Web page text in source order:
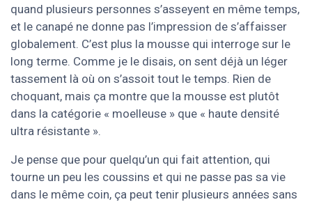
quand plusieurs personnes s’asseyent en même temps,
et le canapé ne donne pas l’impression de s’affaisser
globalement. C’est plus la mousse qui interroge sur le
long terme. Comme je le disais, on sent déjà un léger
tassement là où on s’assoit tout le temps. Rien de
choquant, mais ça montre que la mousse est plutôt
dans la catégorie « moelleuse » que « haute densité
ultra résistante ».
Je pense que pour quelqu’un qui fait attention, qui
tourne un peu les coussins et qui ne passe pas sa vie
dans le même coin, ça peut tenir plusieurs années sans